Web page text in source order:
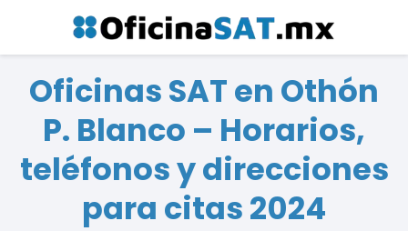
Oficinas SAT en Othón
P. Blanco – Horarios,
teléfonos y direcciones
para citas 2024